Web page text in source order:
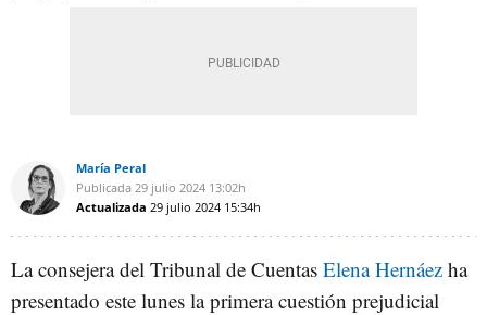
María Peral
Publicada 29 julio 2024 13:02h
Actualizada 29 julio 2024 15:34h
La consejera del Tribunal de Cuentas Elena Hernáez ha
presentado este lunes la primera cuestión prejudicial